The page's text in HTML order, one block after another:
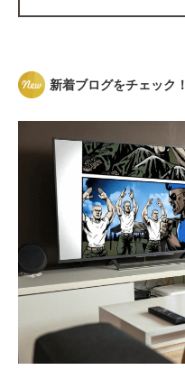
新着ブログをチェック！